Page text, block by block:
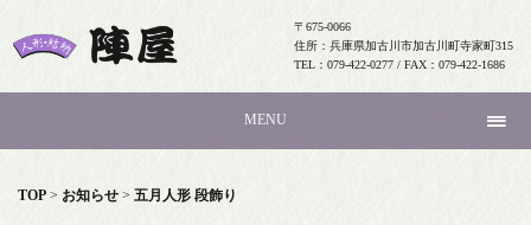
〒675-0066
住所：兵庫県加古川市加古川町寺家町315
TEL：079-422-0277 / FAX：079-422-1686
MENU
TOP > お知らせ > 五月人形 段飾り